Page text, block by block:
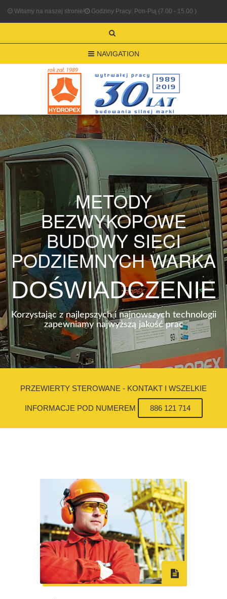
Witamy na naszej stronie! Godziny Pracy: Pon-Pią (7.00 - 15.00 )
NAVIGATION
METODY
BEZWYKOPOWE
BUDOWY SIECI
PODZIEMNYCH WARKA
DOŚWIADCZENIE
Korzystając z najlepszych i najnowszych technologii
zapewniamy najwyższą jakość prac
PRZEWIERTY STEROWANE - KONTAKT I WSZELKIE
INFORMACJE POD NUMEREM 886 121 714